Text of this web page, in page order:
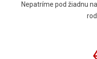
Nepatríme pod žiadnu